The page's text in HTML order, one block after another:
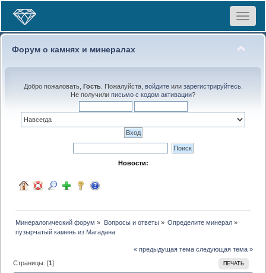
Toggle
Форум о камнях и минералах
Добро пожаловать, Гость. Пожалуйста, войдитеили зарегистрируйтесь.
Не получили письмо с кодом активации?
Новости:
Минералогический форум » Вопросы и ответы» Определите минерал»
пузырчатый камень из Магадана
« предыдущая тема следующая тема »
ПЕЧАТЬ
Страницы: [1]